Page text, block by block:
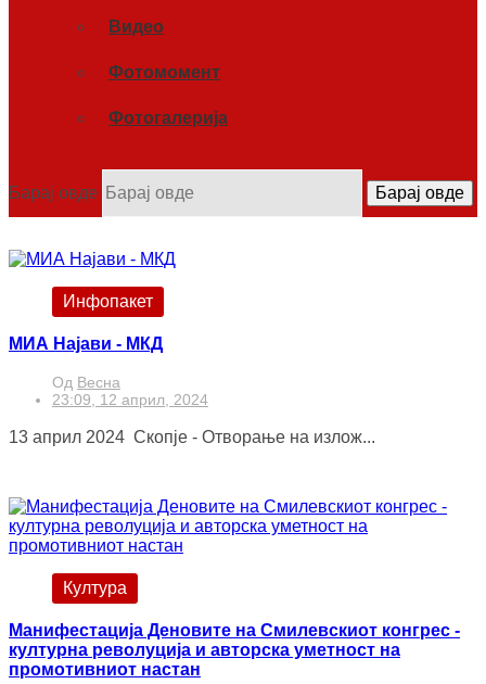
Видео
Фотомомент
Фотогалерија
Барај овде Барај овде
Инфопакет
МИА Најави - МКД
Од Весна
23:09, 12 април, 2024
13 април 2024 Скопје - Отворање на излож...
Култура
Манифестација Деновите на Смилевскиот конгрес -
културна револуција и авторска уметност на
промотивниот настан